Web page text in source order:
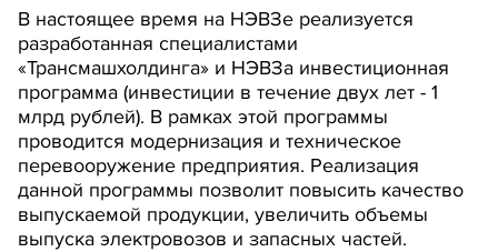
В настоящее время на НЭВЗе реализуется
разработанная специалистами
«Трансмашхолдинга» и НЭВЗа инвестиционная
программа (инвестиции в течение двух лет - 1
млрд рублей). В рамках этой программы
проводится модернизация и техническое
перевооружение предприятия. Реализация
данной программы позволит повысить качество
выпускаемой продукции, увеличить объемы
выпуска электровозов и запасных частей.